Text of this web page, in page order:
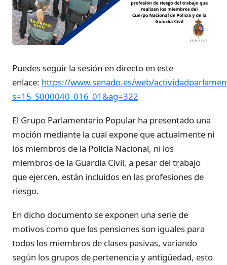
Puedes seguir la sesión en directo en este
enlace: https://www.senado.es/web/
s=15_S000040_016_01&ag=322
El Grupo Parlamentario Popular ha presentado una
moción mediante la cual expone que actualmente ni
los miembros de la Policía Nacional, ni los
miembros de la Guardia Civil, a pesar del trabajo
que ejercen, están incluidos en las profesiones de
riesgo.
En dicho documento se exponen una serie de
motivos como que las pensiones son iguales para
todos los miembros de clases pasivas, variando
según los grupos de pertenencia y antigüedad, esto